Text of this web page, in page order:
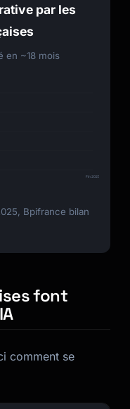
par les
en ~18 mois
Fin 2025
Bpifrance bilan
font
comment se